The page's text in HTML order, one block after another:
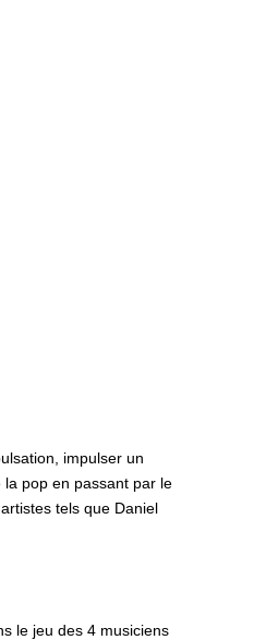
impulser un
pop en passant par le
tels que Daniel
le jeu des 4 musiciens